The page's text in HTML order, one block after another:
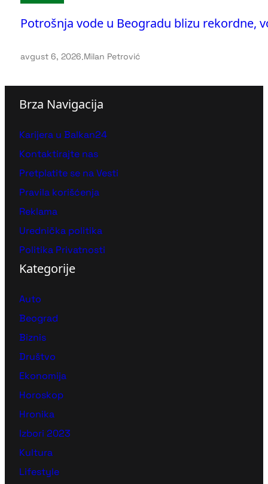
Potrošnja vode u Beogradu blizu rekordne,
avgust 6, 2026.Milan Petrović
Brza Navigacija
Karijera u Balkan24
Kontaktirajte nas
Pretplatite se na Vesti
Pravila korišćenja
Reklama
Urednička politika
Politika Privatnosti
Kategorije
Auto
Beograd
Biznis
Društvo
Ekonomija
Horoskop
Hronika
Izbori 2023
Kultura
Lifestyle